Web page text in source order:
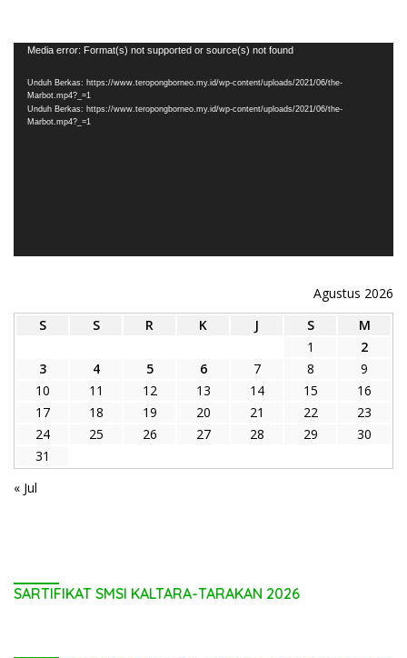
Pemutar
Media error: Format(s) not supported or source(s) not found
Unduh Berkas: https://www.teropongborneo.my.id/wp-content/uploads/2021/06/the-
Marbot.mp4?_=1
Unduh Berkas: https://www.teropongborneo.my.id/wp-content/uploads/2021/06/the-
Marbot.mp4?_=1
Agustus 2026
S
S R K J S
M
1
2
3
4 5 6 7 8
9
10
11 12 13 14 15
16
17
18 19 20 21 22
23
24
25 26 27 28 29
30
31
« Jul
SARTIFIKAT SMSI KALTARA-TARAKAN 2026